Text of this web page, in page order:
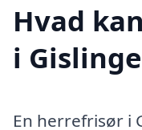
Hvad
i
En herrefrisør i